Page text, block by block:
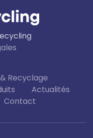
Recyclage
Actualités
Contact